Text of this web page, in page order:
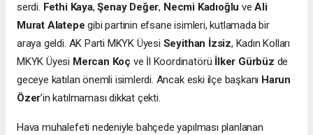
serdi. Fethi Kaya,Şenay Değer, Necmi Kadıoğlu veAli
Murat Alatepe gibi partinin efsane isimleri, kutlamada bir
araya geldi. AK Parti MKYK Üyesi Seyithan İzsiz, Kadın Kolları
MKYK Üyesi Mercan Koç ve İl Koordinatörü İlker Gürbüz de
geceye katılan önemli isimlerdi. Ancak eski ilçe başkanı Harun
Özer’in katılmaması dikkat çekti.
Hava muhalefeti nedeniyle bahçede yapılması planlanan